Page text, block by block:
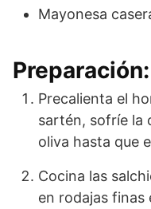
Mayonesa
Preparación:
Precalienta el
sartén, sofríe la
oliva hasta que
Cocina las
en rodajas finas